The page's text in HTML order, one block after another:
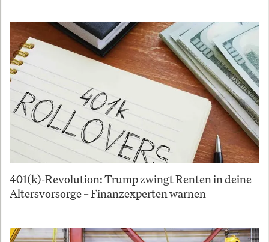
401(k)-Revolution: Trump zwingt Renten in deine
Altersvorsorge – Finanzexperten warnen